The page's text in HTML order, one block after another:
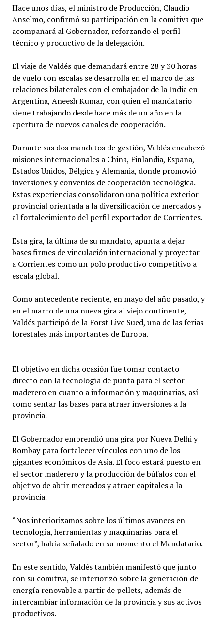
Hace unos días, el ministro de Producción, Claudio
Anselmo, confirmó su participación en la comitiva que
acompañará al Gobernador, reforzando el perfil
técnico y productivo de la delegación.
El viaje de Valdés que demandará entre 28 y 30 horas
de vuelo con escalas se desarrolla en el marco de las
relaciones bilaterales con el embajador de la India en
Argentina, Aneesh Kumar, con quien el mandatario
viene trabajando desde hace más de un año en la
apertura de nuevos canales de cooperación.
Durante sus dos mandatos de gestión, Valdés encabezó
misiones internacionales a China, Finlandia, España,
Estados Unidos, Bélgica y Alemania, donde promovió
inversiones y convenios de cooperación tecnológica.
Estas experiencias consolidaron una política exterior
provincial orientada a la diversificación de mercados y
al fortalecimiento del perfil exportador de Corrientes.
Esta gira, la última de su mandato, apunta a dejar
bases firmes de vinculación internacional y proyectar
a Corrientes como un polo productivo competitivo a
escala global.
Como antecedente reciente, en mayo del año pasado, y
en el marco de una nueva gira al viejo continente,
Valdés participó de la Forst Live Sued, una de las ferias
forestales más importantes de Europa.
El objetivo en dicha ocasión fue tomar contacto
directo con la tecnología de punta para el sector
maderero en cuanto a información y maquinarias, así
como sentar las bases para atraer inversiones a la
provincia.
El Gobernador emprendió una gira por Nueva Delhi y
Bombay para fortalecer vínculos con uno de los
gigantes económicos de Asia. El foco estará puesto en
el sector maderero y la producción de búfalos con el
objetivo de abrir mercados y atraer capitales a la
provincia.
“Nos interiorizamos sobre los últimos avances en
tecnología, herramientas y maquinarias para el
sector”, había señalado en su momento el Mandatario.
En este sentido, Valdés también manifestó que junto
con su comitiva, se interiorizó sobre la generación de
energía renovable a partir de pellets, además de
intercambiar información de la provincia y sus activos
productivos.